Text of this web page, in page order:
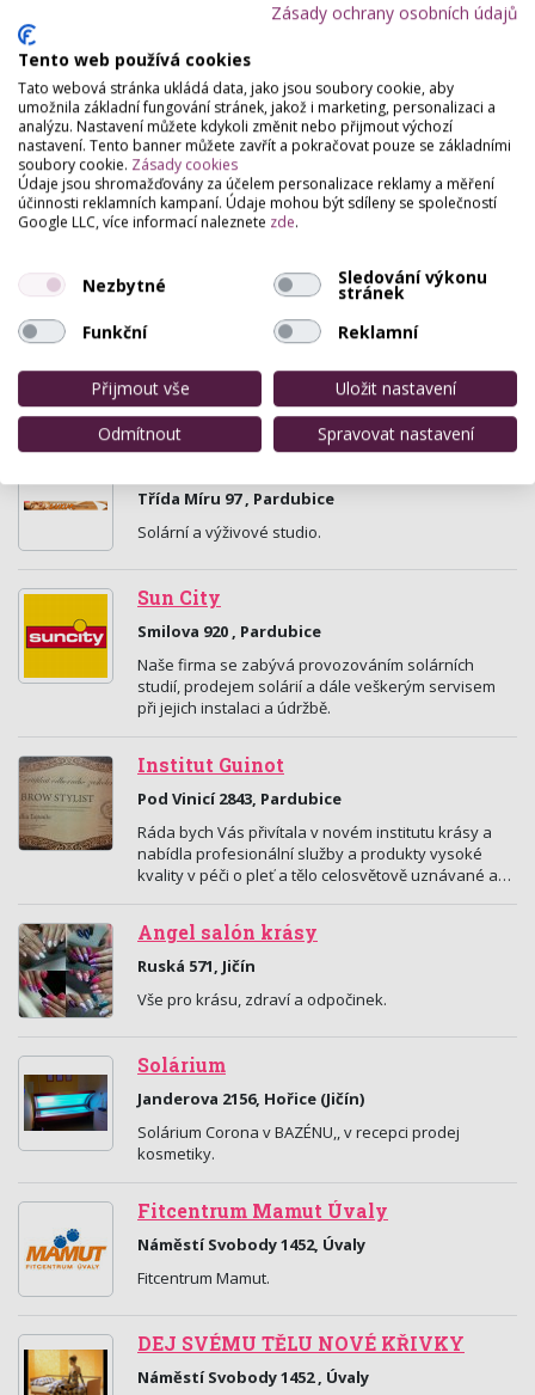
OK GYM Dukla a OK GYM Dubina
Nám. Dukelských hrdinů 2551 , Pardubice
Nejlepší fitness v Pardubicích.
Maderoterapie + nástřiky
17. Listopadu 342, Pardubice
Kosmetický salón Sára
Kosmetické služby, manikúra, solárium, prodej
kosmetických produktů, masérské služby.
Třída Míru 97 , Pardubice
Solární a výživové studio.
Sun City
Smilova 920 , Pardubice
Naše firma se zabývá provozováním solárních
studií, prodejem solárií a dále veškerým servisem
při jejich instalaci a údržbě.
Institut Guinot
Pod Vinicí 2843, Pardubice
Ráda bych Vás přivítala v novém institutu krásy a
nabídla profesionální služby a produkty vysoké
kvality v péči o pleť a tělo celosvětově uznávané a…
Angel salón krásy
Ruská 571, Jičín
Vše pro krásu, zdraví a odpočinek.
Solárium
Janderova 2156, Hořice (Jičín)
Solárium Corona v BAZÉNU,, v recepci prodej
kosmetiky.
Fitcentrum Mamut Úvaly
Náměstí Svobody 1452, Úvaly
Fitcentrum Mamut.
DEJ SVÉMU TĚLU NOVÉ KŘIVKY
Náměstí Svobody 1452 , Úvaly
Zásady ochrany osobních údajů
Tento web používá cookies
Tato webová stránka ukládá data, jako jsou soubory cookie, aby
umožnila základní fungování stránek, jakož i marketing, personalizaci a
analýzu. Nastavení můžete kdykoli změnit nebo přijmout výchozí
nastavení. Tento banner můžete zavřít a pokračovat pouze se základními
soubory cookie. Zásady cookies
Údaje jsou shromažďovány za účelem personalizace reklamy a měření
účinnosti reklamních kampaní. Údaje mohou být sdíleny se společností
Google LLC, více informací naleznete zde.
Nezbytné Sledování výkonu
stránek
Funkční
Reklamní
Přijmout vše
Uložit nastavení
Odmítnout
Spravovat nastavení